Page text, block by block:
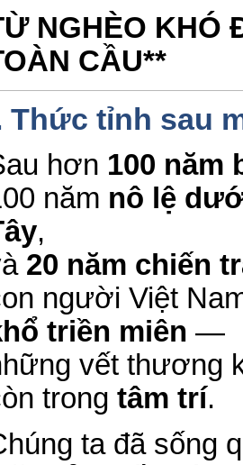
NGHÈO KHÓ
CẦU**
Thức tỉnh sau
hơn 100 năm
năm nô lệ
,
20 năm chiến
người Việt
triền miên —
vết thương
trong tâm trí.
ta đã sống